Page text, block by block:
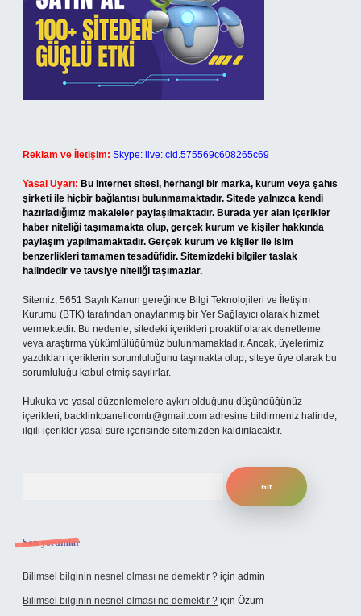
Reklam ve İletişim: Skype: live:.cid.575569c608265c69
Yasal Uyarı: Bu internet sitesi, herhangi bir marka, kurum veya şahıs
şirketi ile hiçbir bağlantısı bulunmamaktadır. Sitede yalnızca kendi
hazırladığımız makaleler paylaşılmaktadır. Burada yer alan içerikler
haber niteliği taşımamakta olup, gerçek kurum ve kişiler hakkında
paylaşım yapılmamaktadır. Gerçek kurum ve kişiler ile isim
benzerlikleri tamamen tesadüfidir. Sitemizdeki bilgiler taslak
halindedir ve tavsiye niteliği taşımazlar.
Sitemiz, 5651 Sayılı Kanun gereğince Bilgi Teknolojileri ve İletişim
Kurumu (BTK) tarafından onaylanmış bir Yer Sağlayıcı olarak hizmet
vermektedir. Bu nedenle, sitedeki içerikleri proaktif olarak denetleme
veya araştırma yükümlülüğümüz bulunmamaktadır. Ancak, üyelerimiz
yazdıkları içeriklerin sorumluluğunu taşımakta olup, siteye üye olarak bu
sorumluluğu kabul etmiş sayılırlar.
Hukuka ve yasal düzenlemelere aykırı olduğunu düşündüğünüz
içerikleri, backlinkpanelicomtr@gmail.com adresine bildirmeniz halinde,
ilgili içerikler yasal süre içerisinde sitemizden kaldırılacaktır.
Son yorumlar
Bilimsel bilginin nesnel olması ne demektir ? için admin
Bilimsel bilginin nesnel olması ne demektir ? için Özüm